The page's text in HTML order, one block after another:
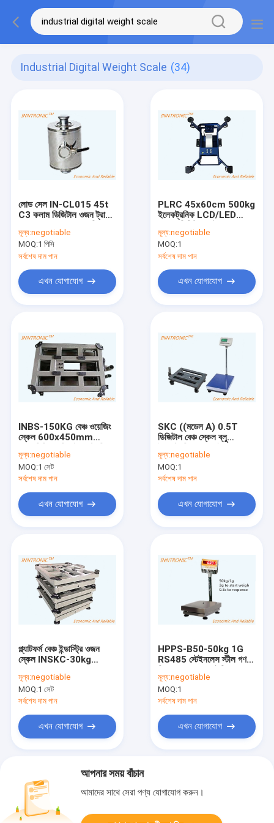
Industrial Digital Weight Scale (34)
লোড সেল IN-CL015 45t
C3 কলাম ডিজিটাল ওজন ট্রাক
ইস্পাত ওজন সেন্সর
মূল্য:negotiable
MOQ:1 পিসি
সর্বশেষ দাম পান
এখন যোগাযোগ
PLRC 45x60cm 500kg
ইলেকট্রনিক LCD/LED
লেপযুক্ত হালকা ইস্পাত ওজন
স্কেল 220V ওজন যানবাহন
জন্য
মূল্য:negotiable
MOQ:1
সর্বশেষ দাম পান
এখন যোগাযোগ
INBS-150KG বেঞ্চ ওয়েজিং
স্কেল 600x450mm
ওজন মেশিন 110/220VAC
মূল্য:negotiable
MOQ:1 সেট
সর্বশেষ দাম পান
এখন যোগাযোগ
SKC ((মডেল A) 0.5T
ডিজিটাল বেঞ্চ স্কেল ব্লু
IP67 প্ল্যাটফর্ম ওজন স্কেল
150kg 500kg এসি 220V
/ 50Hz
মূল্য:negotiable
MOQ:1
সর্বশেষ দাম পান
এখন যোগাযোগ
প্ল্যাটফর্ম বেঞ্চ ইন্ডাস্ট্রি ওজন
স্কেল INSKC-30kg
IP65 কার্বন ইস্পাত গণনা স্কেল
মূল্য:negotiable
MOQ:1 সেট
সর্বশেষ দাম পান
এখন যোগাযোগ
HPPS-B50-50kg 1G
RS485 স্টেইনলেস স্টীল গণনা
প্ল্যাটফর্ম বেঞ্চ স্কেল 300x400
মিমি
মূল্য:negotiable
MOQ:1
সর্বশেষ দাম পান
এখন যোগাযোগ
আপনার সময় বাঁচান
আমাদের সাথে সেরা পণ্য যোগাযোগ করুন।